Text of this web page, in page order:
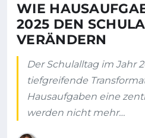
WIE
2025 DEN
VERÄNDERN
Der Schulalltag im Jahr
tiefgreifende
Hausaufgaben eine
werden nicht mehr…